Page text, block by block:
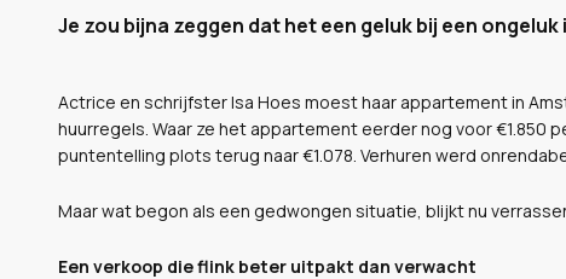
Je zou bijna zeggen dat het een geluk bij een ongeluk
Actrice en schrijfster Isa Hoes moest haar appartement in
huurregels. Waar ze het appartement eerder nog voor €1.850
puntentelling plots terug naar €1.078. Verhuren werd
Maar wat begon als een gedwongen situatie, blijkt nu
Een verkoop die flink beter uitpakt dan verwacht